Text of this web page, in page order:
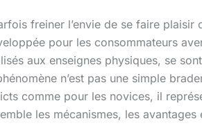
freiner l’envie de se faire
pour les consommateurs
aux enseignes physiques, se
n’est pas une simple
comme pour les novices, il
les mécanismes, les